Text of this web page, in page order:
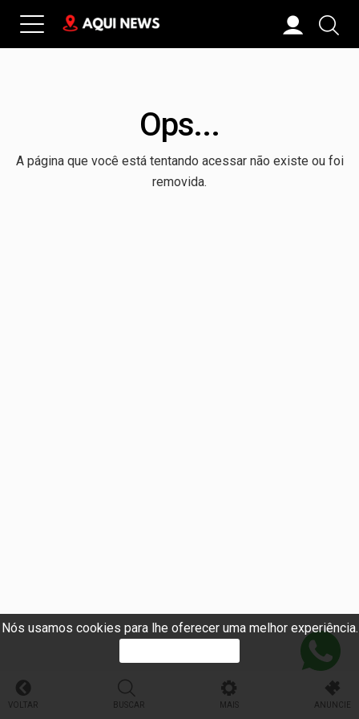
Nós usamos cookies para lhe oferecer uma melhor experiência.
Ops...
A página que você está tentando acessar não existe ou foi
removida.
VOLTAR BUSCAR MAIS ANUNCIE